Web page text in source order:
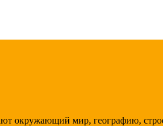
окружающий мир, географию,